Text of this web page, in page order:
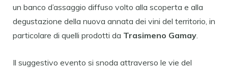
un banco d’assaggio diffuso volto alla scoperta e alla
degustazione della nuova annata dei vini del territorio, in
particolare di quelli prodotti da Trasimeno Gamay
Il suggestivo evento si snoda attraverso le vie del